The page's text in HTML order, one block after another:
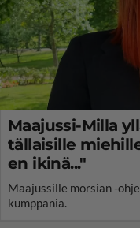
Maajussi-Milla
tällaisille
en ikinä..."
Maajussille morsian -
kumppania.